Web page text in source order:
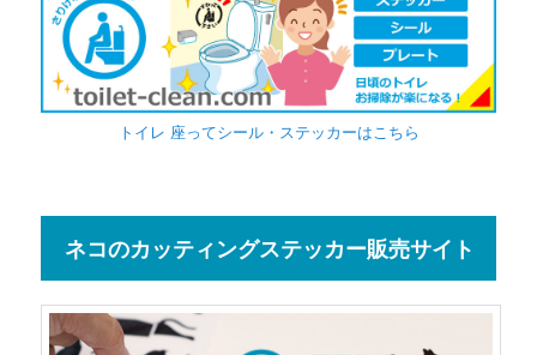
トイレ 座ってシール・ステッカーはこちら
ネコのカッティングステッカー販売サイト